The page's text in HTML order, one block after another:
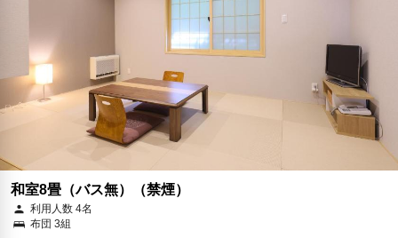
和室8畳（バス無）（禁煙）
利用人数 4名
布団 3組